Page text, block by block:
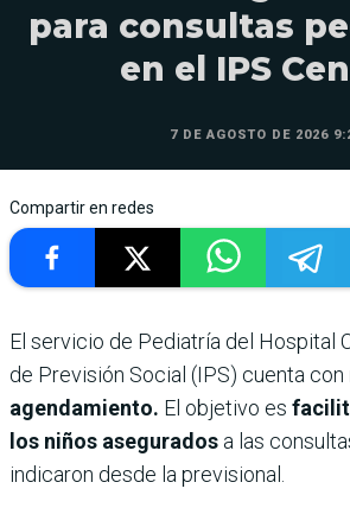
para consultas
en el IPS
7 DE AGOSTO DE 2026
Compartir en redes
El servicio de Pediatría del Hospital
de Previsión Social (IPS) cuenta con
agendamiento. El objetivo es
los niños asegurados a las
indicaron desde la previsional.